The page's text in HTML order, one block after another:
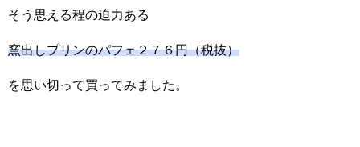
そう思える程の迫力ある
窯出しプリンのパフェ２７６円（税抜）
を思い切って買ってみました。